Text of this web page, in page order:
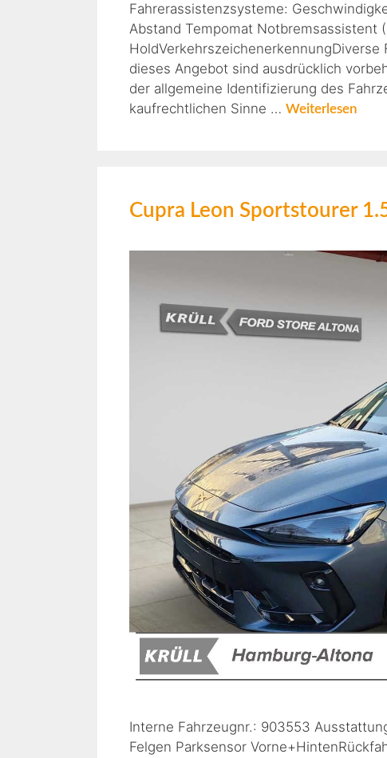
Fahrerassistenzsysteme:
Abstand Tempomat Notbremsassistent
dieses Angebot sind ausdrücklich
der allgemeine Identifizierung des
kaufrechtlichen Sinne … Weiterlesen
Cupra Leon Sportstourer
Interne Fahrzeugnr.: 903553
Felgen Parksensor